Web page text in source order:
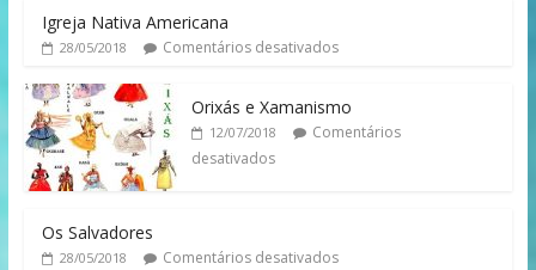
Igreja Nativa Americana
28/05/2018 Comentários desativados
Orixás e Xamanismo
12/07/2018
Comentários
desativados
Os Salvadores
28/05/2018 Comentários desativados